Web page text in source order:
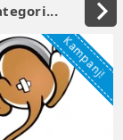
Kampanj!